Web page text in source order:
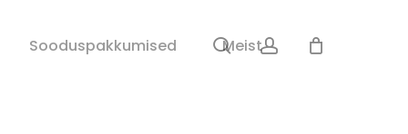
Sooduspakkumised Meist
search account